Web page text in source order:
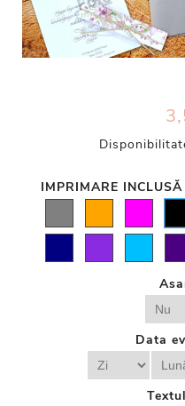
IMPRIMARE
Data